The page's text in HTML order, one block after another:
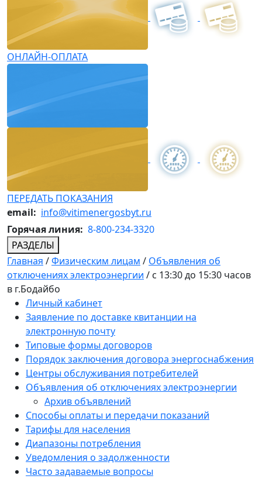
ОНЛАЙН-ОПЛАТА
ПЕРЕДАТЬ ПОКАЗАНИЯ
email: info@vitimenergosbyt.ru
Горячая линия: 8-800-234-3320
РАЗДЕЛЫ
Главная /Физическим лицам / Объявления об
отключениях электроэнергии / с 13:30 до 15:30 часов
в г.Бодайбо
Личный кабинет
Заявление по доставке квитанции на
электронную почту
Типовые формы договоров
Порядок заключения договора энергоснабжения
Центры обслуживания потребителей
Объявления об отключениях электроэнергии
Архив объявлений
Способы оплаты и передачи показаний
Тарифы для населения
Диапазоны потребления
Уведомления о задолженности
Часто задаваемые вопросы